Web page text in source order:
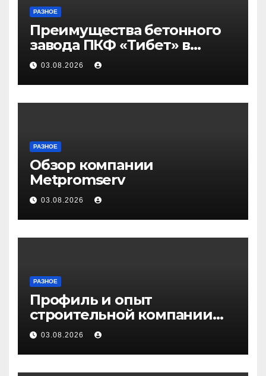
РАЗНОЕ
Преимущества бетонного
завода ПКФ «Тибет» в
Волгограде и Волжском
03.08.2026
РАЗНОЕ
Обзор компании
Metpromserv
03.08.2026
РАЗНОЕ
Профиль и опыт
строительной компании
Медичи
03.08.2026